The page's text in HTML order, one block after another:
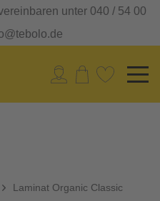
unter 040 / 54 00
Laminat Organic Classic